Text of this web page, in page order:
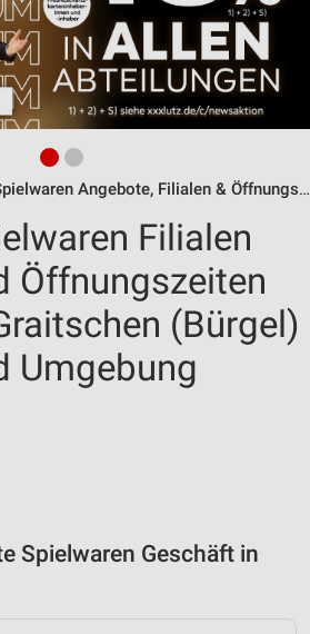
Angebote, Filialen & Öffnungszeiten
Filialen
Öffnungszeiten
(Bürgel)
Umgebung
Spielwaren Geschäft in